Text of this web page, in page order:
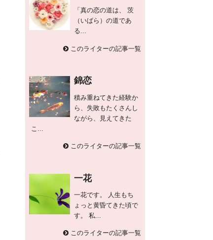
「真の恋の道は、 茨
（いばら）の道であ
る...
このライターの記事一覧
錦恋
積み重ねてきた経験か
ら、失敗もたくさんし
ながら、見えてきた
こ...
このライターの記事一覧
一花
一花です。 人生もち
ょっと黄昏てきた頃で
す。 私...
このライターの記事一覧